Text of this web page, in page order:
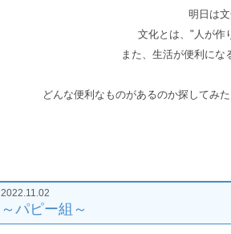
明日は
文化とは、"人が作
また、生活が便利にな
どんな便利なものがあるのか探してみ
2022.11.02
～パピー組～